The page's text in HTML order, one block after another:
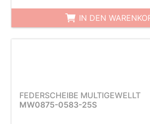
IN DEN
FEDERSCHEIBE MULTIGEWELLT
MW0875-0583-25S